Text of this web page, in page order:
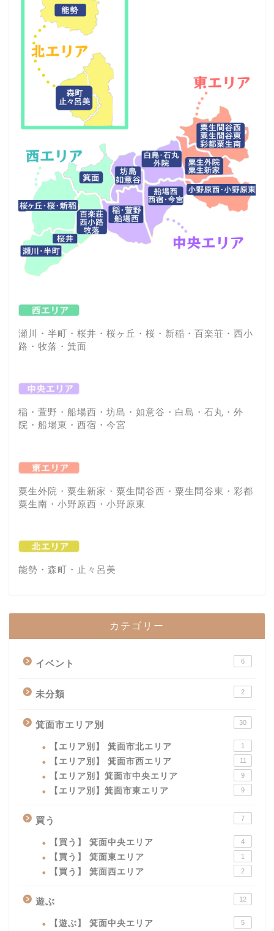
瀬川・半町・桜井・桜ヶ丘・桜・新稲・百楽荘・西小
路・牧落・箕面
稲・萱野・船場西・坊島・如意谷・白島・石丸・外
院・船場東・西宿・今宮
粟生外院・粟生新家・粟生間谷西・粟生間谷東・彩都
粟生南・小野原西・小野原東
能勢・森町・止々呂美
カテゴリー
イベント 6
未分類 2
箕面市エリア別 30
【エリア別】 箕面市北エリア 1
【エリア別】 箕面市西エリア 11
【エリア別】箕面市中央エリア 9
【エリア別】箕面市東エリア 9
買う 7
【買う】 箕面中央エリア 4
【買う】 箕面東エリア 1
【買う】 箕面西エリア 2
遊ぶ 12
【遊ぶ】 箕面中央エリア 5